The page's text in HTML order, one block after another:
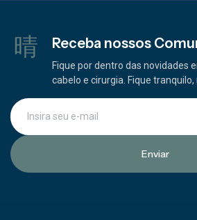
Receba nossos
Fique por dentro das novidades
cabelo e cirurgia. Fique
Enviar